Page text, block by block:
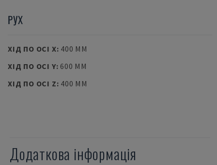
РУХ
ХІД ПО ОСІ X: 400 MM
ХІД ПО ОСІ Y: 600 MM
ХІД ПО ОСІ Z: 400 MM
Додаткова інформація